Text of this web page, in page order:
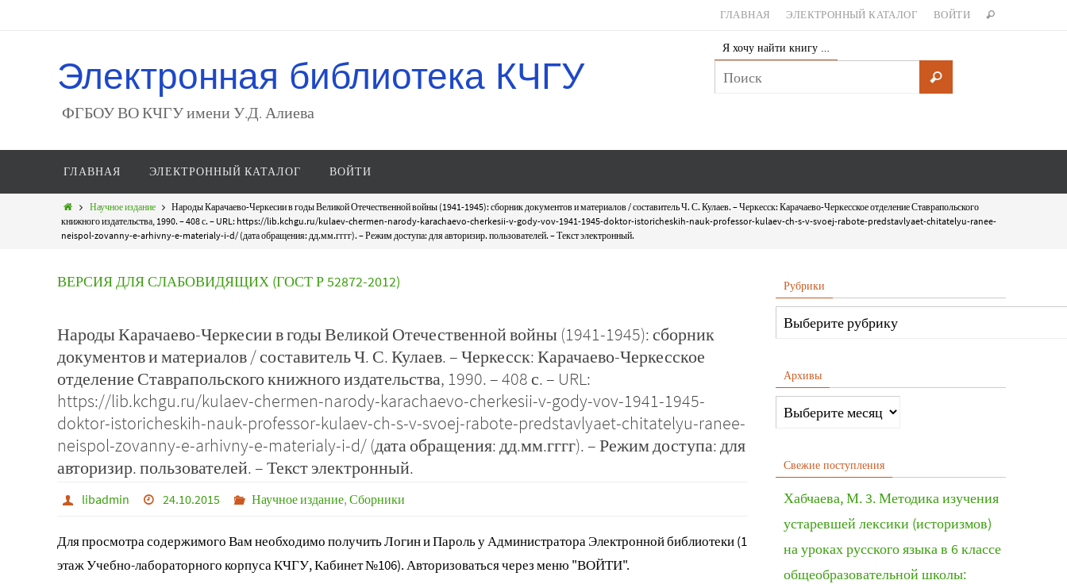
ГЛАВНАЯ ЭЛЕКТРОННЫЙ КАТАЛОГ ВОЙТИ
Электронная библиотека КЧГУ
ФГБОУ ВО КЧГУ имени У.Д. Алиева
Я хочу найти книгу …
ГЛАВНАЯ ЭЛЕКТРОННЫЙ КАТАЛОГ ВОЙТИ
Научное издание
Народы Карачаево-Черкесии в годы Великой Отечественной войны (1941-1945): сборник документов и материалов / составитель Ч. С. Кулаев. – Черкесск: Карачаево-Черкесское отделение Ставрапольского
книжного издательства, 1990. – 408 с. – URL: https://lib.kchgu.ru/kulaev-chermen-narody-karachaevo-cherkesii-v-gody-vov-1941-1945-doktor-istoricheskih-nauk-professor-kulaev-ch-s-v-svoej-rabote-predstavlyaet-chitatelyu-ranee-
neispol-zovanny-e-arhivny-e-materialy-i-d/ (дата обращения: дд.мм.гггг). – Режим доступа: для авторизир. пользователей. – Текст электронный.
ВЕРСИЯ ДЛЯ СЛАБОВИДЯЩИХ (ГОСТ Р 52872-2012)
Народы Карачаево-Черкесии в годы Великой Отечественной войны (1941-1945): сборник
документов и материалов / составитель Ч. С. Кулаев. – Черкесск: Карачаево-Черкесское
отделение Ставрапольского книжного издательства, 1990. – 408 с. – URL:
https://lib.kchgu.ru/kulaev-chermen-narody-karachaevo-cherkesii-v-gody-vov-1941-1945-
doktor-istoricheskih-nauk-professor-kulaev-ch-s-v-svoej-rabote-predstavlyaet-chitatelyu-ranee-
neispol-zovanny-e-arhivny-e-materialy-i-d/ (дата обращения: дд.мм.гггг). – Режим доступа: для
авторизир. пользователей. – Текст электронный.
libadmin 24.10.2015 Научное издание,Сборники
Для просмотра содержимого Вам необходимо получить Логин и Пароль у Администратора Электронной библиотеки (1
этаж Учебно-лабораторного корпуса КЧГУ, Кабинет №106). Авторизоваться через меню "ВОЙТИ".
Рубрики
Архивы
Свежие поступления
Хабчаева, М. 3. Методика изучения
устаревшей лексики (историзмов)
на уроках русского языка в 6 классе
общеобразовательной школы: